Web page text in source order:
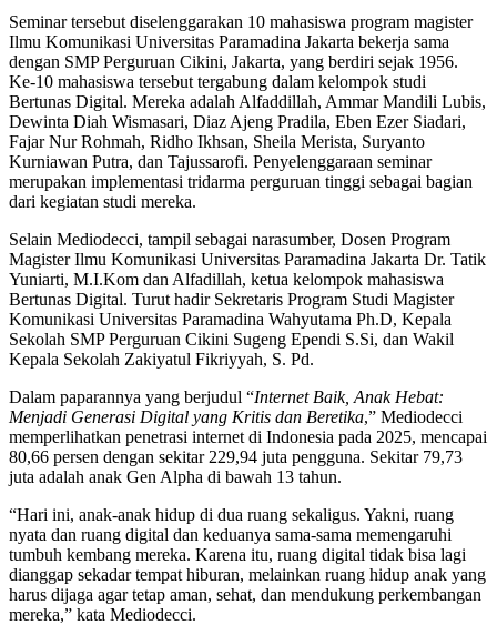
Seminar tersebut diselenggarakan 10 mahasiswa program magister
Ilmu Komunikasi Universitas Paramadina Jakarta bekerja sama
dengan SMP Perguruan Cikini, Jakarta, yang berdiri sejak 1956.
Ke-10 mahasiswa tersebut tergabung dalam kelompok studi
Bertunas Digital. Mereka adalah Alfaddillah, Ammar Mandili Lubis,
Dewinta Diah Wismasari, Diaz Ajeng Pradila, Eben Ezer Siadari,
Fajar Nur Rohmah, Ridho Ikhsan, Sheila Merista, Suryanto
Kurniawan Putra, dan Tajussarofi. Penyelenggaraan seminar
merupakan implementasi tridarma perguruan tinggi sebagai bagian
dari kegiatan studi mereka.
Selain Mediodecci, tampil sebagai narasumber, Dosen Program
Magister Ilmu Komunikasi Universitas Paramadina Jakarta Dr. Tatik
Yuniarti, M.I.Kom dan Alfadillah, ketua kelompok mahasiswa
Bertunas Digital. Turut hadir Sekretaris Program Studi Magister
Komunikasi Universitas Paramadina Wahyutama Ph.D, Kepala
Sekolah SMP Perguruan Cikini Sugeng Ependi S.Si, dan Wakil
Kepala Sekolah Zakiyatul Fikriyyah, S. Pd.
Dalam paparannya yang berjudul “Internet Baik, Anak Hebat:
Menjadi Generasi Digital yang Kritis dan Beretika,” Mediodecci
memperlihatkan penetrasi internet di Indonesia pada 2025, mencapai
80,66 persen dengan sekitar 229,94 juta pengguna. Sekitar 79,73
juta adalah anak Gen Alpha di bawah 13 tahun.
“Hari ini, anak-anak hidup di dua ruang sekaligus. Yakni, ruang
nyata dan ruang digital dan keduanya sama-sama memengaruhi
tumbuh kembang mereka. Karena itu, ruang digital tidak bisa lagi
dianggap sekadar tempat hiburan, melainkan ruang hidup anak yang
harus dijaga agar tetap aman, sehat, dan mendukung perkembangan
mereka,” kata Mediodecci.